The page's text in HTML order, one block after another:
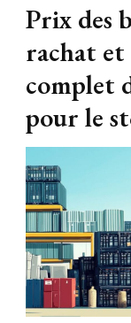
Prix des
rachat et
complet
pour le